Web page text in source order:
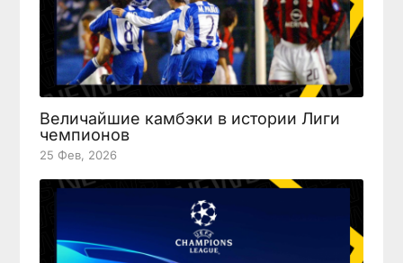
Величайшие камбэки в истории Лиги
чемпионов
25 Фев, 2026